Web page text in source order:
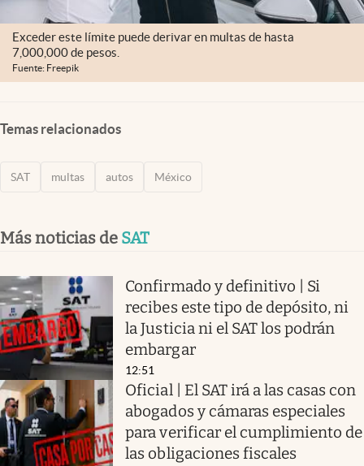
Exceder este límite puede derivar en multas de hasta
7,000,000 de pesos.
Fuente: Freepik
Temas relacionados
SAT multas autos México
Más noticias de SAT
Confirmado y definitivo | Si
recibes este tipo de depósito, ni
la Justicia ni el SAT los podrán
embargar
12:51
Oficial | El SAT irá a las casas con
abogados y cámaras especiales
para verificar el cumplimiento de
las obligaciones fiscales